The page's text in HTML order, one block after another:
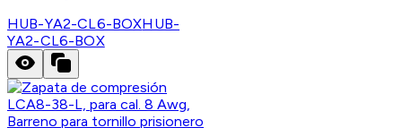
HUB-YA2-CL6-BOXHUB-
YA2-CL6-BOX